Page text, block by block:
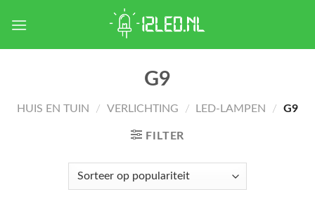
G9
HUIS EN TUIN / VERLICHTING / LED-LAMPEN / G9
FILTER